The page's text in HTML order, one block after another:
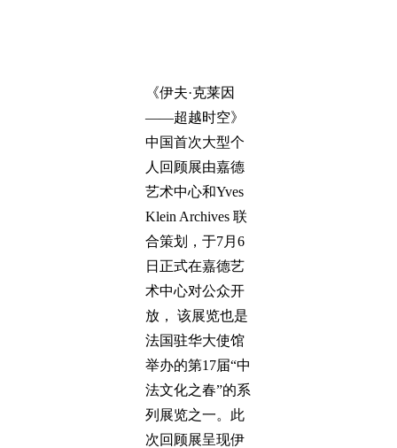
《伊夫·克莱因
——超越时空》
中国首次大型个
人回顾展由嘉德
艺术中心和Yves
Klein Archives 联
合策划，于7月6
日正式在嘉德艺
术中心对公众开
放， 该展览也是
法国驻华大使馆
举办的第17届“中
法文化之春”的系
列展览之一。此
次回顾展呈现伊